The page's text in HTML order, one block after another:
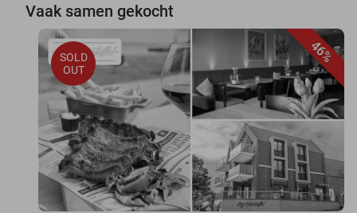
Vaak samen gekocht
46%
SOLD
OUT